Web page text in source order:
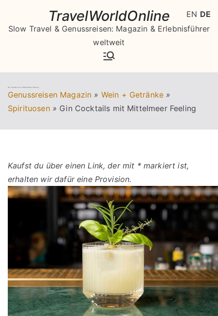
springen
TravelWorldOnline
Slow Travel & Genussreisen: Magazin & Erlebnisführer
weltweit
Gin Cocktails mit Mittelmeer Feeling
Genussreisen Magazin » Wein + Getränke »
Spirituosen » Gin Cocktails mit Mittelmeer Feeling
Kaufst du über einen Link, der mit * markiert ist,
erhalten wir dafür eine Provision.
EN DE